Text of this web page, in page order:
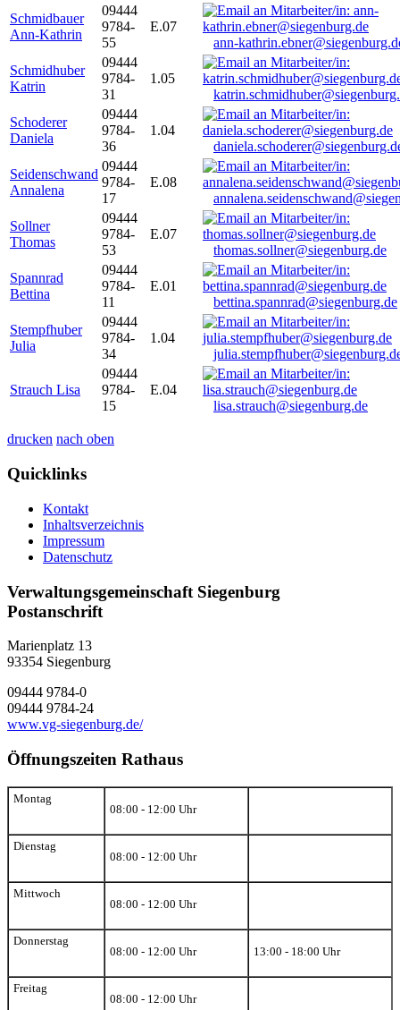
Schmidbauer
Ann-Kathrin
09444
9784-
55
E.07
ann-
Schmidhuber
Katrin
09444
9784-
31
1.05
Schoderer
Daniela
09444
9784-
36
1.04
Seidenschwand
Annalena
09444
9784-
17
E.08
Sollner
Thomas
09444
9784-
53
E.07
thomas.sollner@siegenburg.de
Spannrad
Bettina
09444
9784-
11
E.01
bettina.spannrad@siegenburg.de
Stempfhuber
Julia
09444
9784-
34
1.04
Strauch Lisa
09444
9784-
15
E.04
lisa.strauch@siegenburg.de
drucken nach oben
Quicklinks
Kontakt
Inhaltsverzeichnis
Impressum
Datenschutz
Verwaltungsgemeinschaft Siegenburg
Postanschrift
Marienplatz 13
93354 Siegenburg
09444 9784-0
09444 9784-24
www.vg-siegenburg.de/
Öffnungszeiten Rathaus
Montag
08:00 - 12:00 Uhr
Dienstag
08:00 - 12:00 Uhr
Mittwoch
08:00 - 12:00 Uhr
Donnerstag
08:00 - 12:00 Uhr
13:00 - 18:00 Uhr
Freitag
08:00 - 12:00 Uhr